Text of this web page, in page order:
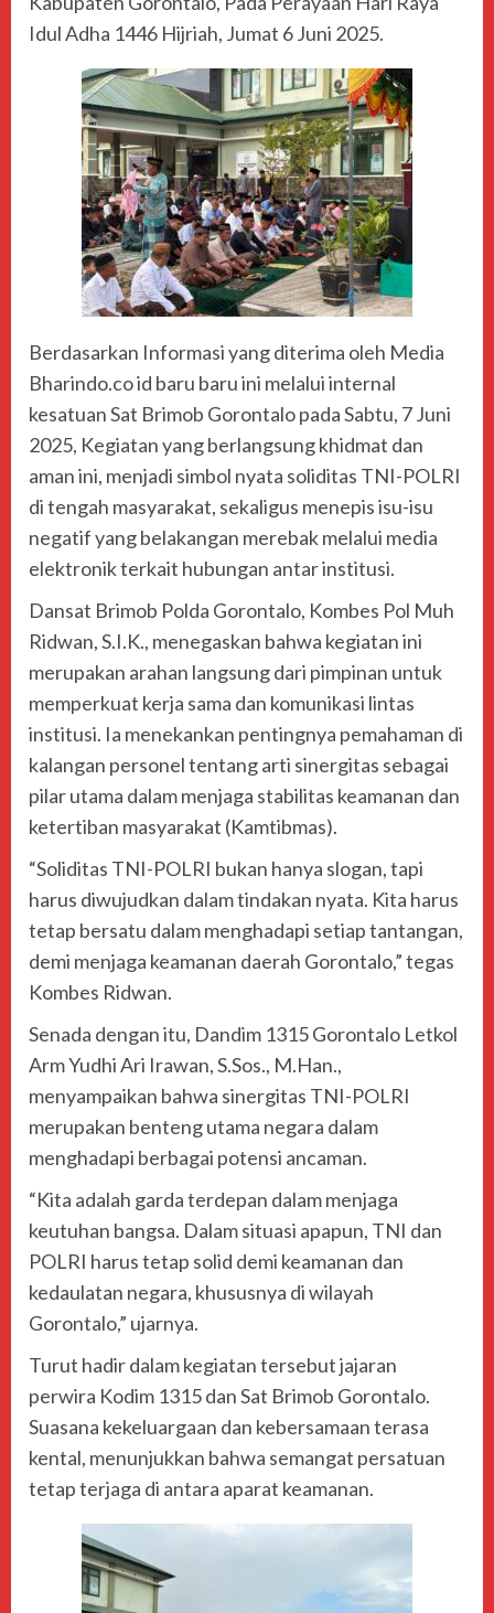
Idul Adha 1446 Hijriah, Jumat 6 Juni 2025.
Berdasarkan Informasi yang diterima oleh Media
Bharindo.co id baru baru ini melalui internal
kesatuan Sat Brimob Gorontalo pada Sabtu, 7 Juni
2025, Kegiatan yang berlangsung khidmat dan
aman ini, menjadi simbol nyata soliditas TNI-POLRI
di tengah masyarakat, sekaligus menepis isu-isu
negatif yang belakangan merebak melalui media
elektronik terkait hubungan antar institusi.
Dansat Brimob Polda Gorontalo, Kombes Pol Muh
Ridwan, S.I.K., menegaskan bahwa kegiatan ini
merupakan arahan langsung dari pimpinan untuk
memperkuat kerja sama dan komunikasi lintas
institusi. Ia menekankan pentingnya pemahaman di
kalangan personel tentang arti sinergitas sebagai
pilar utama dalam menjaga stabilitas keamanan dan
ketertiban masyarakat (Kamtibmas).
“Soliditas TNI-POLRI bukan hanya slogan, tapi
harus diwujudkan dalam tindakan nyata. Kita harus
tetap bersatu dalam menghadapi setiap tantangan,
demi menjaga keamanan daerah Gorontalo,” tegas
Kombes Ridwan.
Senada dengan itu, Dandim 1315 Gorontalo Letkol
Arm Yudhi Ari Irawan, S.Sos., M.Han.,
menyampaikan bahwa sinergitas TNI-POLRI
merupakan benteng utama negara dalam
menghadapi berbagai potensi ancaman.
“Kita adalah garda terdepan dalam menjaga
keutuhan bangsa. Dalam situasi apapun, TNI dan
POLRI harus tetap solid demi keamanan dan
kedaulatan negara, khususnya di wilayah
Gorontalo,” ujarnya.
Turut hadir dalam kegiatan tersebut jajaran
perwira Kodim 1315 dan Sat Brimob Gorontalo.
Suasana kekeluargaan dan kebersamaan terasa
kental, menunjukkan bahwa semangat persatuan
tetap terjaga di antara aparat keamanan.